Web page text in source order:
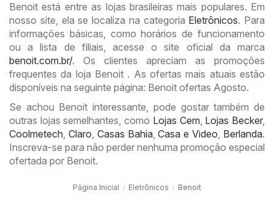
Benoit está entre as lojas brasileiras mais populares. Em
nosso site, ela se localiza na categoria Eletrônicos. Para
informações básicas, como horários de funcionamento
ou a lista de filiais, acesse o site oficial da marca
benoit.com.br/. Os clientes apreciam as promoções
frequentes da loja Benoit . As ofertas mais atuais estão
disponíveis na seguinte página: Benoit ofertas Agosto.
Se achou Benoit interessante, pode gostar também de
outras lojas semelhantes, como Lojas Cem, Lojas Becker,
Coolmetech, Claro, Casas Bahia,Casa e Video, Berlanda.
Inscreva-se para não perder nenhuma promoção especial
ofertada por Benoit.
Página Inicial Eletrônicos Benoit